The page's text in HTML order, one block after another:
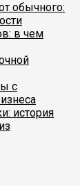
обычного:
в чем
с
история